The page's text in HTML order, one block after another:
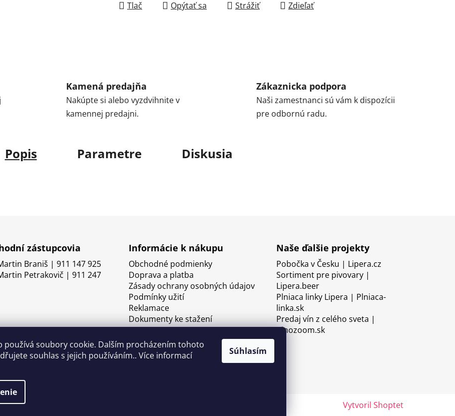
používá soubory cookie. Dalším procházením tohoto
souhlas s jejich používáním.. Více informací
Súhlasím
Tlač Opýtať sa Strážiť Zdieľať
Kamená predajňa
Nakúpte si alebo vyzdvihnite v
kamennej predajni.
Zákaznicka podpora
Naši zamestnanci sú vám k dispozícii
pre odbornú radu.
Popis Parametre Diskusia
zástupcovia
Braniš | 911 147 925
Petrakovič | 911 247
Informácie k nákupu
Obchodné podmienky
Doprava a platba
Zásady ochrany osobných údajov
Podmínky užití
Reklamace
Dokumenty ke stažení
Naše ďalšie projekty
Pobočka v Česku | Lipera.cz
Sortiment pre pivovary |
Lipera.beer
Plniaca linky Lipera | Plniaca-
linka.sk
Predaj vín z celého sveta |
Vinozoom.sk
Vytvoril Shoptet